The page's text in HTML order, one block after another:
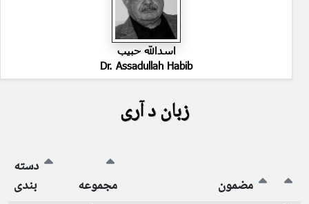
اسدالله حبیب
Dr. Assadullah Habib
زبان د آری
مضمون مجموعه
دسته
بندی